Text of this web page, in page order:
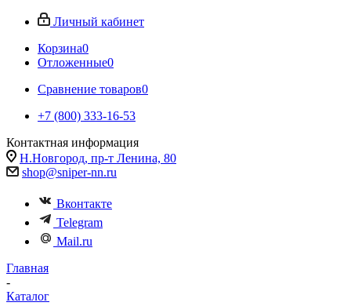
Личный кабинет
Корзина0
Отложенные0
Сравнение товаров0
+7 (800) 333-16-53
Контактная информация
Н.Новгород, пр-т Ленина, 80
shop@sniper-nn.ru
Вконтакте
Telegram
Mail.ru
Главная
-
Каталог